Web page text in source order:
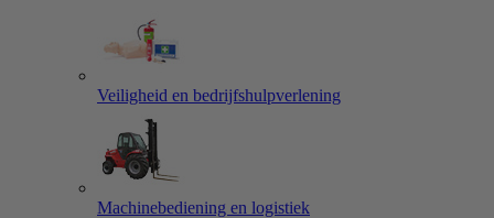
Veiligheid en bedrijfshulpverlening
Machinebediening en logistiek